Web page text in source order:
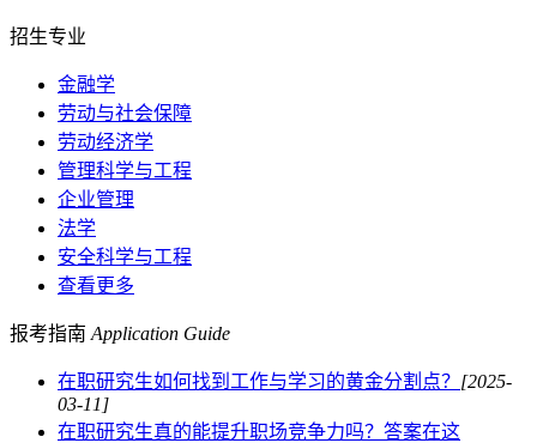
招生专业
金融学
劳动与社会保障
劳动经济学
管理科学与工程
企业管理
法学
安全科学与工程
查看更多
报考指南 Application Guide
在职研究生如何找到工作与学习的黄金分割点？ [2025-
03-11]
在职研究生真的能提升职场竞争力吗？答案在这